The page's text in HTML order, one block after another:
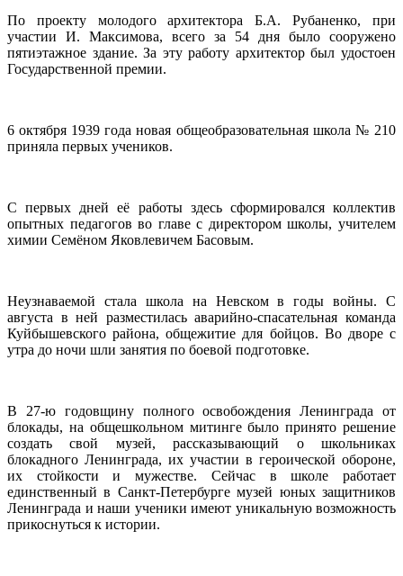
По проекту молодого архитектора Б.А. Рубаненко, при
участии И. Максимова, всего за 54 дня было сооружено
пятиэтажное здание. За эту работу архитектор был удостоен
Государственной премии.
6 октября 1939 года новая общеобразовательная школа № 210
приняла первых учеников.
С первых дней её работы здесь сформировался коллектив
опытных педагогов во главе с директором школы, учителем
химии Семёном Яковлевичем Басовым.
Неузнаваемой стала школа на Невском в годы войны. С
августа в ней разместилась аварийно-спасательная команда
Куйбышевского района, общежитие для бойцов. Во дворе с
утра до ночи шли занятия по боевой подготовке.
В 27-ю годовщину полного освобождения Ленинграда от
блокады, на общешкольном митинге было принято решение
создать свой музей, рассказывающий о школьниках
блокадного Ленинграда, их участии в героической обороне,
их стойкости и мужестве. Сейчас в школе работает
единственный в Санкт-Петербурге музей юных защитников
Ленинграда и наши ученики имеют уникальную возможность
прикоснуться к истории.